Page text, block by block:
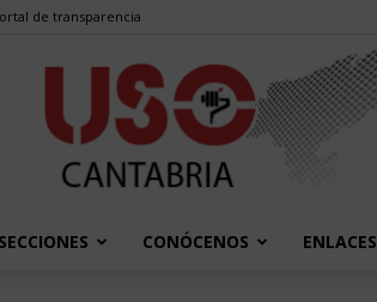
de transparencia
SECCIONES CONÓCENOS ENLACES